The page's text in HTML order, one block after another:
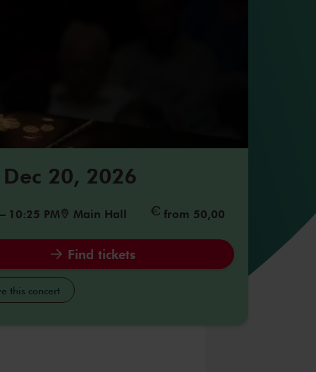
20, 2026
– 10:25 PM Main Hall from 50,00
Find tickets
this concert